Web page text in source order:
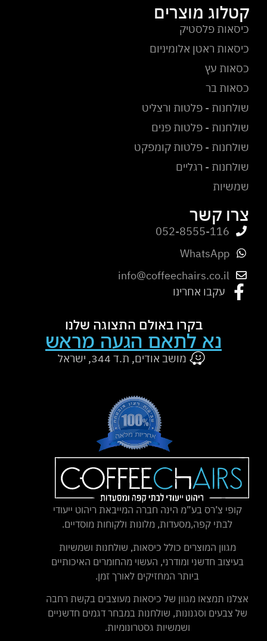
קופי צ’רס בע”מ הינה חברה המייבאת ריהוט ייעודי
לבתי קפה,מסעדות, מלונות ולקוחות מוסדיים.
מגוון המוצרים כולל כיסאות, שולחנות ושמשיות
בעיצוב חדשני ומודרני, העשוי מהחומרים האיכותיים
ביותר המחזיקים לאורך זמן.
אצלנו תמצאו מגוון של כיסאות מעוצבים בקשת רחבה
של צבעים וסגנונות, שולחנות במבחר דגמים חדשניים
ושמשיות גסטרונומיות.
קטלוג מוצרים
כיסאות פלסטיק
כיסאות ראטן אלומיניום
כסאות עץ
כסאות בר
שולחנות - פלטות ורצליט
שולחנות - פלטות פנים
שולחנות - פלטות קומפקט
שולחנות - רגליים
שמשיות
צרו קשר
052-8555-116
WhatsApp
info@coffeechairs.co.il
עקבו אחרינו
בקרו באולם התצוגה שלנו
נא לתאם הגעה מראש
מושב אודים, ת.ד 344, ישראל